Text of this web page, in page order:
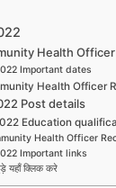
Health
Important dates
Health Officer
Post details
Education
Health Officer
Important links
यहाँ क्लिक करे